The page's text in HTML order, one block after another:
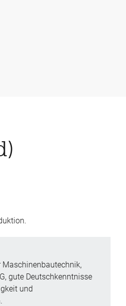
Maschinenbautechnik,
gute Deutschkenntnisse
und